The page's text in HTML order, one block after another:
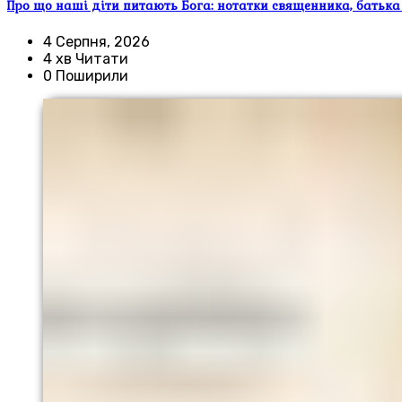
Про що наші діти питають Бога: нотатки священника,
4 Серпня, 2026
4 хв Читати
0 Поширили